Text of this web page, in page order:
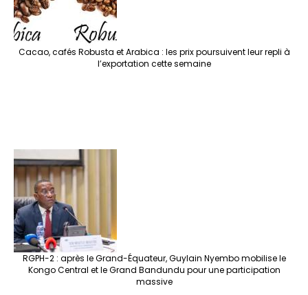
Cacao, cafés Robusta et Arabica : les prix poursuivent leur repli à
l’exportation cette semaine
RGPH-2 : après le Grand-Équateur, Guylain Nyembo mobilise le
Kongo Central et le Grand Bandundu pour une participation
massive